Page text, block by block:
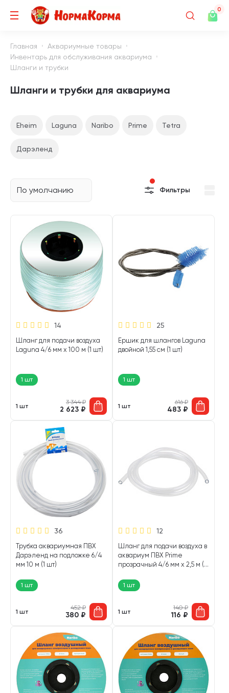
0
Главная
Аквариумные товары
Инвентарь для обслуживания аквариума
Шланги и трубки
Шланги и трубки для аквариума
Eheim Laguna Naribo Prime Tetra
Дарэленд
По умолчанию Фильтры
14
Шланг для подачи воздуха
Laguna 4/6 мм х 100 м (1 шт)
1 шт
1 шт
3 344₽
2 623 ₽
25
Ершик для шлангов Laguna
двойной 1,55 см (1 шт)
1 шт
1 шт
616₽
483 ₽
36
Трубка аквариумная ПВХ
Дарэленд на подложке 6/4
мм 10 м (1 шт)
1 шт
1 шт
452₽
380 ₽
12
Шланг для подачи воздуха в
аквариум ПВХ Prime
прозрачный 4/6 мм х 2,5 м (1
1 шт
1 шт
140₽
116 ₽